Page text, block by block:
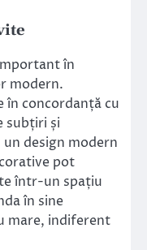
în
modern.
în concordanță cu
subțiri și
design modern
pot
într-un spațiu
în sine
mare, indiferent